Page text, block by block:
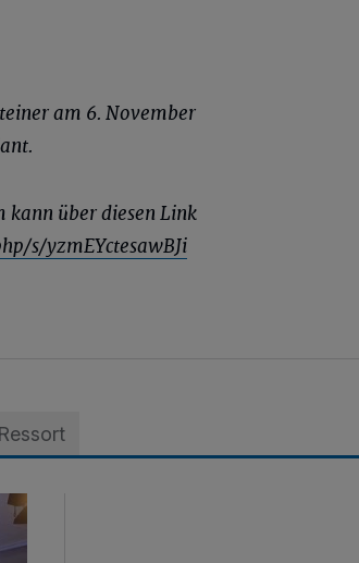
am 6. November
über diesen Link
s/yzmEYctesawBJi